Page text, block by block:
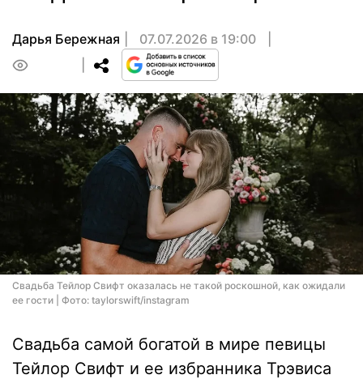
Дарья Бережная
07.07.2026 в 19:00
Свадьба Тейлор Свифт оказалась не такой роскошной, как ожидали
ее гости | Фото: taylorswift/instagram
Свадьба самой богатой в мире певицы
Тейлор Свифт и ее избранника Трэвиса